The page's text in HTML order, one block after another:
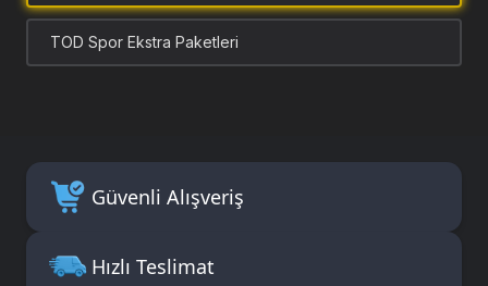
TOD Spor Ekstra Paketleri
Güvenli Alışveriş
Hızlı Teslimat